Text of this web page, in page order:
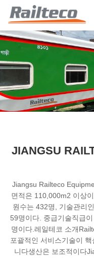
JIANGSU
Jiangsu Railteco
면적은 110,000m2 이상
원수는 432명, 기술관리
59명이다. 중급기술직급
명이다.레일테코 소개
포괄적인 서비스기술이
니다생산은 보조적이다